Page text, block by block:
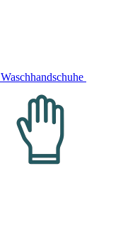
Waschhandschuhe